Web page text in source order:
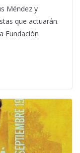
Méndez y
que actuarán.
Fundación